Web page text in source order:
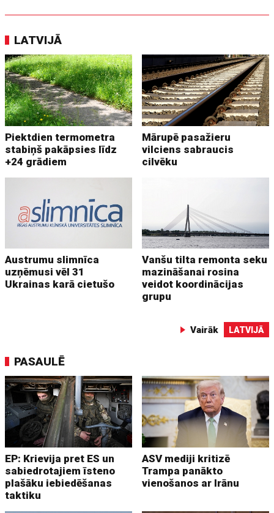
LATVIJĀ
Piektdien termometra
stabiņš pakāpsies līdz
+24 grādiem
Mārupē pasažieru
vilciens sabraucis
cilvēku
Austrumu slimnīca
uzņēmusi vēl 31
Ukrainas karā cietušo
Vanšu tilta remonta seku
mazināšanai rosina
veidot koordinācijas
grupu
Vairāk LATVIJĀ
PASAULĒ
EP: Krievija pret ES un
sabiedrotajiem īsteno
plašāku iebiedēšanas
taktiku
ASV mediji kritizē
Trampa panākto
vienošanos ar Irānu